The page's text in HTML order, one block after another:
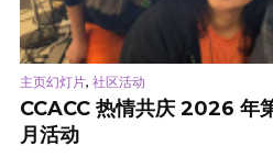
主页幻灯片, 社区活动
CCACC 热情共庆 2026 年
月活动